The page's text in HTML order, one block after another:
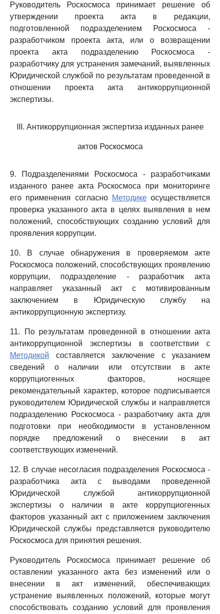
Руководитель Роскосмоса принимает решение об
утверждении проекта акта в редакции,
подготовленной подразделением Роскосмоса -
разработчиком проекта акта, или о возвращении
проекта акта подразделению Роскосмоса -
разработчику для устранения замечаний, выявленных
Юридической службой по результатам проведенной в
отношении проекта акта антикоррупционной
экспертизы.
III. Антикоррупционная экспертиза изданных ранее
актов Роскосмоса
9. Подразделениями Роскосмоса - разработчиками
изданного ранее акта Роскосмоса при мониторинге
его применения согласно Методикеосуществляется
проверка указанного акта в целях выявления в нем
положений, способствующих созданию условий для
проявления коррупции.
10. В случае обнаружения в проверяемом акте
Роскосмоса положений, способствующих проявлению
коррупции, подразделение - разработчик акта
направляет указанный акт с мотивированным
заключением в Юридическую службу на
антикоррупционную экспертизу.
11. По результатам проведенной в отношении акта
антикоррупционной экспертизы в соответствии с
Методикой составляется заключение с указанием
сведений о наличии или отсутствии в акте
коррупциогенных факторов, носящее
рекомендательный характер, которое подписывается
руководителем Юридической службы и направляется
подразделению Роскосмоса - разработчику акта для
подготовки при необходимости в установленном
порядке предложений о внесении в акт
соответствующих изменений.
12. В случае несогласия подразделения Роскосмоса -
разработчика акта с выводами проведенной
Юридической службой антикоррупционной
экспертизы о наличии в акте коррупциогенных
факторов указанный акт с приложением заключения
Юридической службы представляется руководителю
Роскосмоса для принятия решения.
Руководитель Роскосмоса принимает решение об
оставлении указанного акта без изменений или о
внесении в акт изменений, обеспечивающих
устранение выявленных положений, которые могут
способствовать созданию условий для проявления